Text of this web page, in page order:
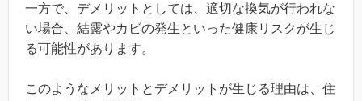
一方で、デメリットとしては、適切な換気が行われな
い場合、結露やカビの発生といった健康リスクが生じ
る可能性があります。
このようなメリットとデメリットが生じる理由は、住